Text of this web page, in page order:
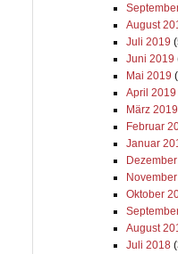
August
Juli 2019
Juni 2019
Mai 2019
April 2019
März 2019
Februar
Januar
Oktober
August
Juli 2018